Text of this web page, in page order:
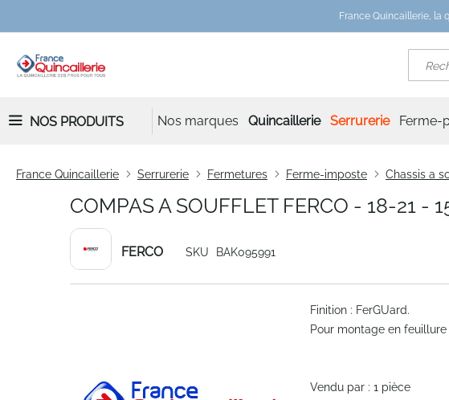
France Quincaillerie, la
NOS PRODUITS Nos marques Quincaillerie Serrurerie Ferme-
France Quincaillerie Serrurerie Fermetures Ferme-imposte Chassis a
COMPAS A SOUFFLET FERCO - 18-21 -
FERCO SKU BAK095991
the
Finition : FerGUard.
Pour montage en
Vendu par : 1 pièce